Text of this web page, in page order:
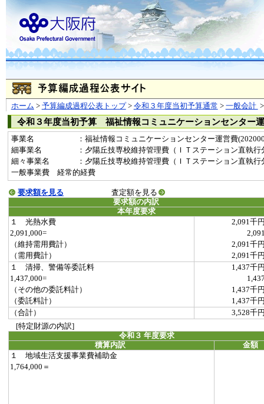
ホーム > 予算編成過程公表トップ> 令和３年度当初予算通常 > 一般会計
令和３年度当初予算 福祉情報コミュニケーションセンター
事業名
：福祉情報コミュニケーションセンター運営費
細事業名
：夕陽丘技専校維持管理費（ＩＴステーション直執行
細々事業名
：夕陽丘技専校維持管理費（ＩＴステーション直執行
一般事業費 経常的経費
要求額を見る
査定額を見る
要求額の内訳
本年度要求
１ 光熱水費
2,091千
2,091,000=
（維持需用費計）
2,091千
（需用費計）
2,091千
１ 清掃、警備等委託料
1,437千
1,437,000=
（その他の委託料計）
1,437千
（委託料計）
1,437千
（合計）
3,528千
[特定財源の内訳]
令和３ 年度要求
積算内訳
金額
１ 地域生活支援事業費補助金
1,764,000＝